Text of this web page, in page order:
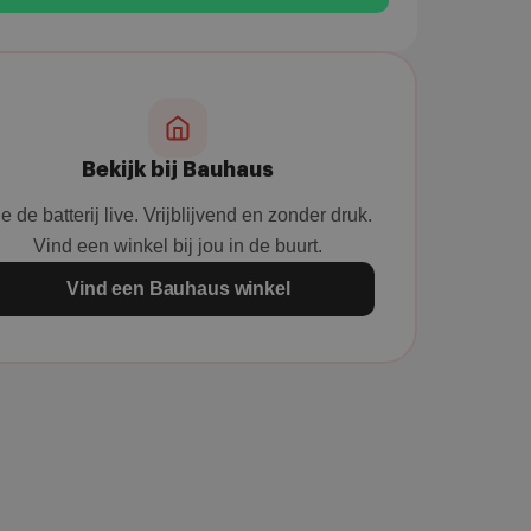
Bekijk bij Bauhaus
de batterij live. Vrijblijvend en zonder druk.
Vind een winkel bij jou in de buurt.
Vind een Bauhaus winkel